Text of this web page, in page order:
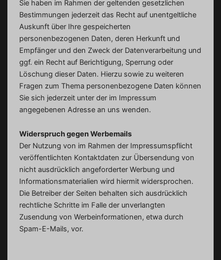
Sie haben im Rahmen der geltenden gesetzlichen
Bestimmungen jederzeit das Recht auf unentgeltliche
Auskunft über Ihre gespeicherten
personenbezogenen Daten, deren Herkunft und
Empfänger und den Zweck der Datenverarbeitung und
ggf. ein Recht auf Berichtigung, Sperrung oder
Löschung dieser Daten. Hierzu sowie zu weiteren
Fragen zum Thema personenbezogene Daten können
Sie sich jederzeit unter der im Impressum
angegebenen Adresse an uns wenden.
Widerspruch gegen Werbemails
Der Nutzung von im Rahmen der Impressumspflicht
veröffentlichten Kontaktdaten zur Übersendung von
nicht ausdrücklich angeforderter Werbung und
Informationsmaterialien wird hiermit widersprochen.
Die Betreiber der Seiten behalten sich ausdrücklich
rechtliche Schritte im Falle der unverlangten
Zusendung von Werbeinformationen, etwa durch
Spam-E-Mails, vor.